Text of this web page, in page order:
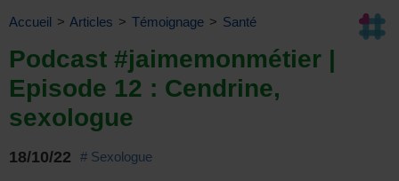
Accueil > Articles > Témoignage > Santé
Podcast #jaimemonmétier |
Episode 12 : Cendrine,
sexologue
18/10/22 # Sexologue